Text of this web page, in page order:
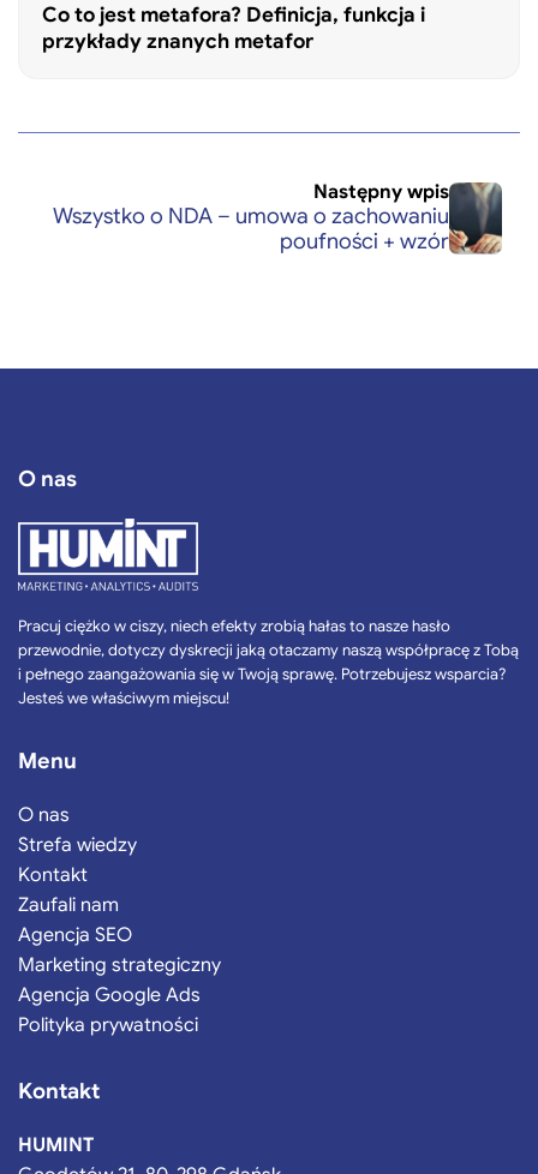
Co to jest metafora? Definicja, funkcja i
przykłady znanych metafor
Następny wpis
Wszystko o NDA – umowa o zachowaniu
poufności + wzór
O nas
Pracuj ciężko w ciszy, niech efekty zrobią hałas to nasze hasło
przewodnie, dotyczy dyskrecji jaką otaczamy naszą współpracę z Tobą
i pełnego zaangażowania się w Twoją sprawę. Potrzebujesz wsparcia?
Jesteś we właściwym miejscu!
Menu
O nas
Strefa wiedzy
Kontakt
Zaufali nam
Agencja SEO
Marketing strategiczny
Agencja Google Ads
Polityka prywatności
Kontakt
HUMINT